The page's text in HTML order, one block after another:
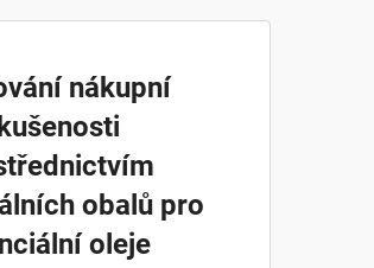
nákupní
obalů pro
oleje